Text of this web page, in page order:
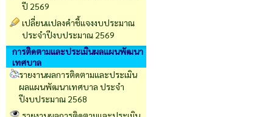
ปี 2569
เปลี่ยนเเปลงคำชี้เเจงงบประมาณ
ประจำปีงบประมาณ 2569
การติดตามและประเมินผลแผนพัฒนา
เทศบาล
รายงานผลการติดตามและประเมิน
ผลแผนพัฒนาเทศบาล ประจำ
ปีงบประมาณ 2568